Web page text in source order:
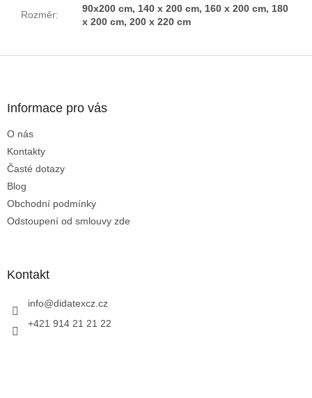
Rozměr:
90x200 cm, 140 x 200 cm, 160 x 200 cm, 180
x 200 cm, 200 x 220 cm
Informace pro vás
O nás
Kontakty
Časté dotazy
Blog
Obchodní podmínky
Odstoupení od smlouvy zde
Kontakt
info@didatexcz.cz
+421 914 21 21 22